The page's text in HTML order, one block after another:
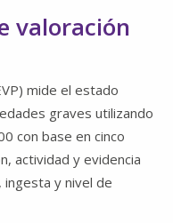
valoración
mide el estado
graves utilizando
con base en cinco
actividad y evidencia
y nivel de